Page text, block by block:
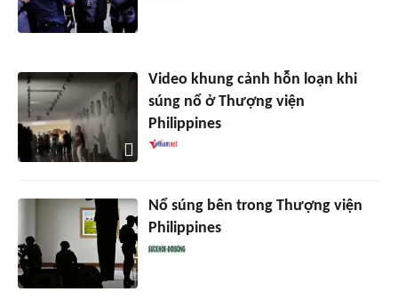
Video khung cảnh hỗn loạn khi
súng nổ ở Thượng viện
Philippines
Nổ súng bên trong Thượng viện
Philippines